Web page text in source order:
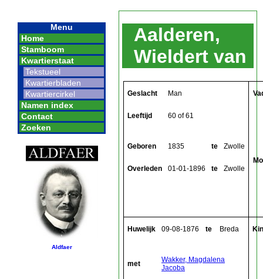
Menu
Home
Stamboom
Kwartierstaat
Tekstueel
Kwartierbladen
Kwartiercirkel
Namen index
Contact
Zoeken
Aldfaer
Aalderen,
Wieldert van
Geslacht Man
Leeftijd 60 of 61
Geboren 1835 te Zwolle
Overleden 01-01-1896 te Zwolle
Huwelijk 09-08-1876 te Breda
met
Wakker, Magdalena
Jacoba